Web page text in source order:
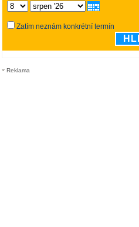
Reklama